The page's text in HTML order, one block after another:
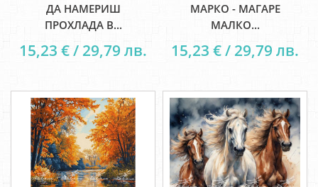
ДА НАМЕРИШ
ПРОХЛАДА В...
15,23 € / 29,79 лв.
МАРКО - МАГАРЕ
МАЛКО...
15,23 € / 29,79 лв.